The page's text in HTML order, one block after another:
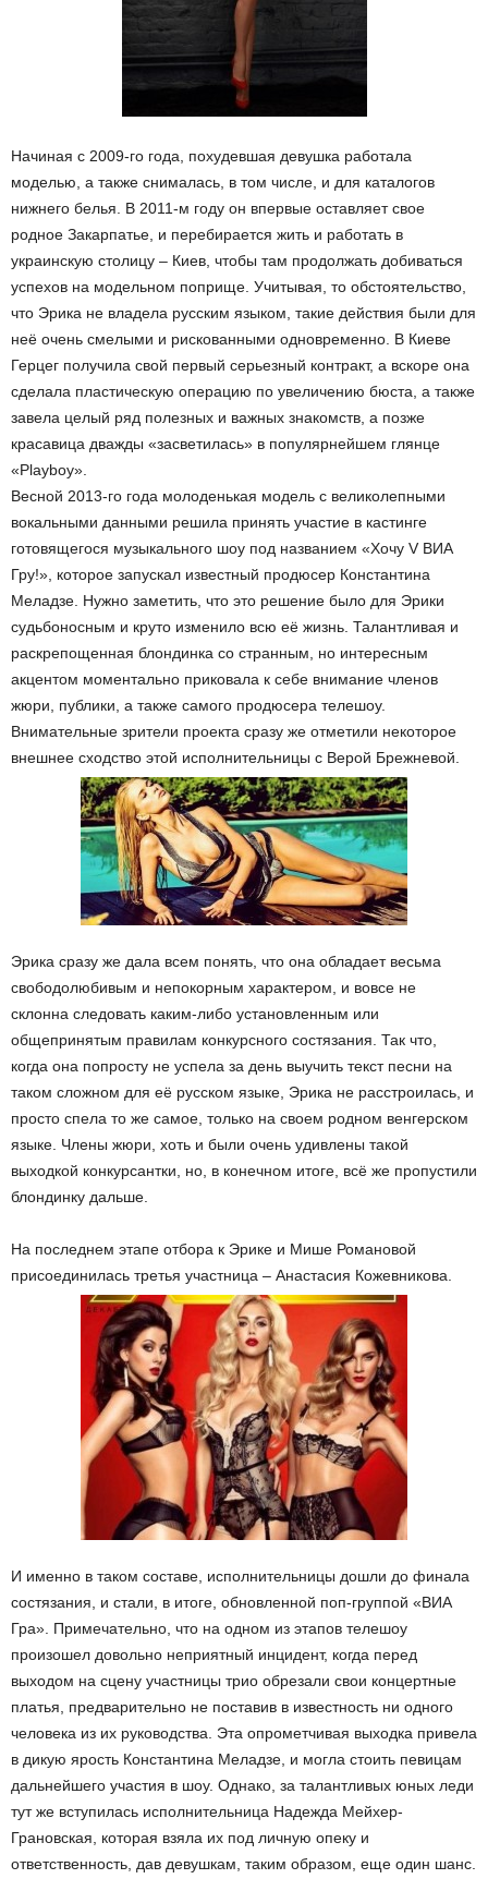
Начиная с 2009-го года, похудевшая девушка работала
моделью, а также снималась, в том числе, и для каталогов
нижнего белья. В 2011-м году он впервые оставляет свое
родное Закарпатье, и перебирается жить и работать в
украинскую столицу – Киев, чтобы там продолжать добиваться
успехов на модельном поприще. Учитывая, то обстоятельство,
что Эрика не владела русским языком, такие действия были для
неё очень смелыми и рискованными одновременно. В Киеве
Герцег получила свой первый серьезный контракт, а вскоре она
сделала пластическую операцию по увеличению бюста, а также
завела целый ряд полезных и важных знакомств, а позже
красавица дважды «засветилась» в популярнейшем глянце
«Playboy».
Весной 2013-го года молоденькая модель с великолепными
вокальными данными решила принять участие в кастинге
готовящегося музыкального шоу под названием «Хочу V ВИА
Гру!», которое запускал известный продюсер Константина
Меладзе. Нужно заметить, что это решение было для Эрики
судьбоносным и круто изменило всю её жизнь. Талантливая и
раскрепощенная блондинка со странным, но интересным
акцентом моментально приковала к себе внимание членов
жюри, публики, а также самого продюсера телешоу.
Внимательные зрители проекта сразу же отметили некоторое
внешнее сходство этой исполнительницы с Верой Брежневой.
Эрика сразу же дала всем понять, что она обладает весьма
свободолюбивым и непокорным характером, и вовсе не
склонна следовать каким-либо установленным или
общепринятым правилам конкурсного состязания. Так что,
когда она попросту не успела за день выучить текст песни на
таком сложном для её русском языке, Эрика не расстроилась, и
просто спела то же самое, только на своем родном венгерском
языке. Члены жюри, хоть и были очень удивлены такой
выходкой конкурсантки, но, в конечном итоге, всё же пропустили
блондинку дальше.
На последнем этапе отбора к Эрике и Мише Романовой
присоединилась третья участница – Анастасия Кожевникова.
И именно в таком составе, исполнительницы дошли до финала
состязания, и стали, в итоге, обновленной поп-группой «ВИА
Гра». Примечательно, что на одном из этапов телешоу
произошел довольно неприятный инцидент, когда перед
выходом на сцену участницы трио обрезали свои концертные
платья, предварительно не поставив в известность ни одного
человека из их руководства. Эта опрометчивая выходка привела
в дикую ярость Константина Меладзе, и могла стоить певицам
дальнейшего участия в шоу. Однако, за талантливых юных леди
тут же вступилась исполнительница Надежда Мейхер-
Грановская, которая взяла их под личную опеку и
ответственность, дав девушкам, таким образом, еще один шанс.